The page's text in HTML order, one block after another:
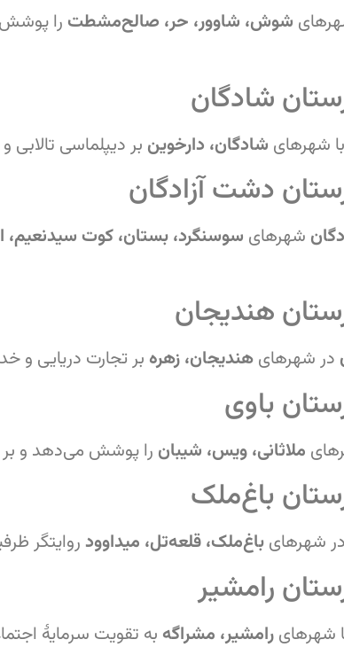
شوش، شاوور، حر، صالح‌مشطت را
شادگان
با شهرهای شادگان، دارخوین بر دیپلماسی
دشت آزادگان
شهرهای سوسنگرد، بستان، کوت سیدنعیم،
هندیجان
در شهرهایهندیجان، زهره بر تجارت دریایی و
باوی
ملاثانی، ویس، شیبان را پوشش می‌دهد و بر
باغ‌ملک
در شهرهایباغ‌ملک، قلعه‌تل، میداوود روایتگر
رامشیر
شهرهایرامشیر، مشراگه به تقویت سرمایهٔ